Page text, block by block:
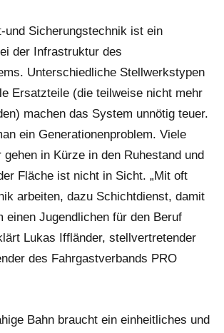
und Sicherungstechnik ist ein
der Infrastruktur des
Unterschiedliche Stellwerkstypen
Ersatzteile (die teilweise nicht mehr
machen das System unnötig teuer.
ein Generationenproblem. Viele
gehen in Kürze in den Ruhestand und
Fläche ist nicht in Sicht. „Mit oft
arbeiten, dazu Schichtdienst, damit
einen Jugendlichen für den Beruf
Lukas Iffländer, stellvertretender
des Fahrgastverbands PRO
Bahn braucht ein einheitliches und